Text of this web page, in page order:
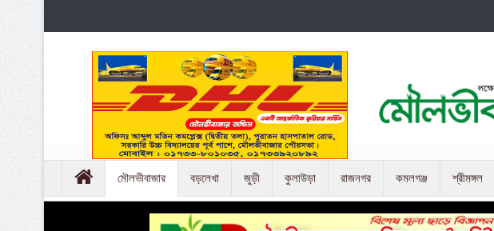
মৌলভীবাজার বড়লেখা জুড়ী কুলাউড়া রাজনগর কমলগঞ্জ শ্রীমঙ্গল